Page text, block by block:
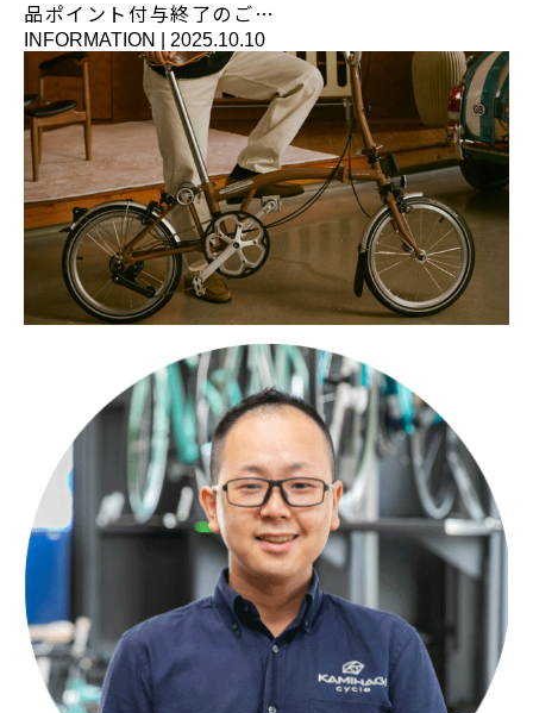
品ポイント付与終了のご…
INFORMATION 2025.10.10